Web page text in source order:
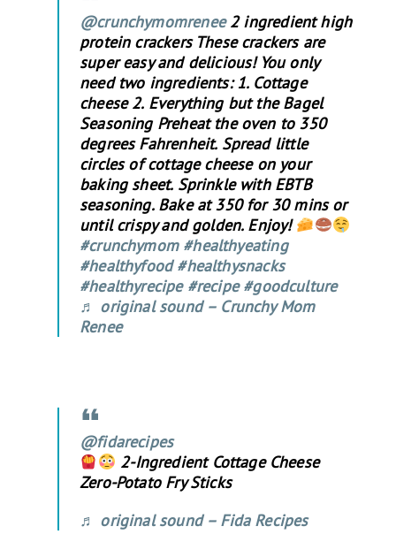
@crunchymomrenee2 ingredient high
protein crackers These crackers are
super easy and delicious! You only
need two ingredients: 1. Cottage
cheese 2. Everything but the Bagel
Seasoning Preheat the oven to 350
degrees Fahrenheit. Spread little
circles of cottage cheese on your
baking sheet. Sprinkle with EBTB
seasoning. Bake at 350 for 30 mins or
until crispy and golden. Enjoy!
#crunchymom #healthyeating
#healthyfood #healthysnacks
#healthyrecipe #recipe #goodculture
♬ original sound – Crunchy Mom
Renee
@fidarecipes
2-Ingredient Cottage Cheese
Zero-Potato Fry Sticks
♬ original sound – Fida Recipes